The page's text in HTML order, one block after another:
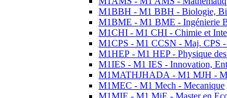
M1BBH - M1 BBH - Biologie,
M1BME - M1 BME - Ingénierie
M1CHI - M1 CHI - Chimie et
M1CPS - M1 CCSN - Maj. CPS -
M1HEP - M1 HEP - Physique
M1IES - M1 IES - Innovation,
M1MATHJHADA - M1 MJH -
M1MEC - M1 Mech - Mecanique
M1MIE - M1 MiE - Master en